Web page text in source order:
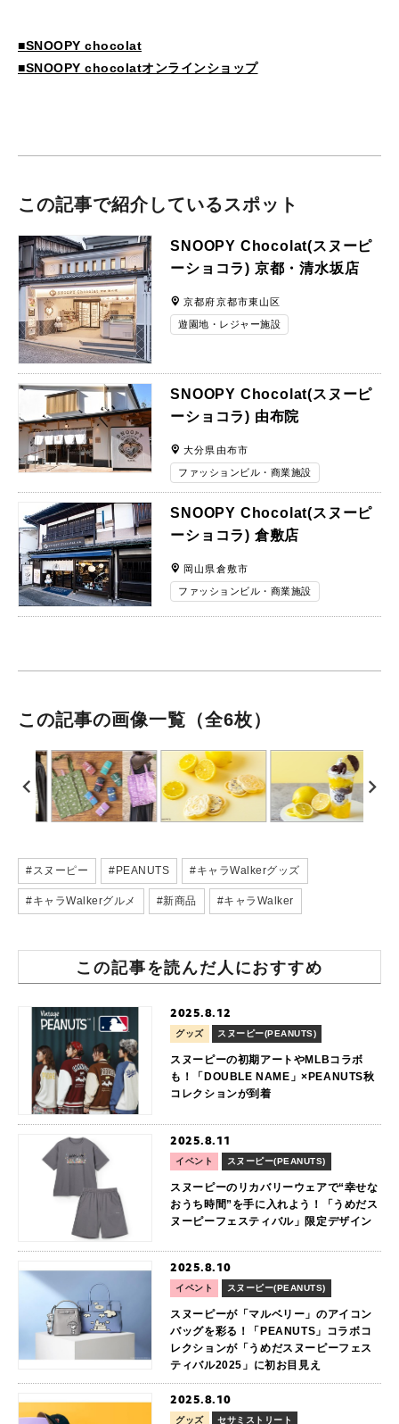
■SNOOPY chocolat
■SNOOPY chocolatオンラインショップ
この記事で紹介しているスポット
SNOOPY Chocolat(スヌーピ
ーショコラ) 京都・清水坂店
京都府京都市東山区
遊園地・レジャー施設
SNOOPY Chocolat(スヌーピ
ーショコラ) 由布院
大分県由布市
ファッションビル・商業施設
SNOOPY Chocolat(スヌーピ
ーショコラ) 倉敷店
岡山県倉敷市
ファッションビル・商業施設
この記事の画像一覧 （全6枚）
#スヌーピー #PEANUTS #キャラWalkerグッズ
#キャラWalkerグルメ #新商品 #キャラWalker
この記事を読んだ人におすすめ
2025.8.12
グッズ スヌーピー(PEANUTS)
スヌーピーの初期アートやMLBコラボ
も！「DOUBLE NAME」×PEANUTS秋
コレクションが到着
2025.8.11
イベント スヌーピー(PEANUTS)
スヌーピーのリカバリーウェアで“幸せな
おうち時間”を手に入れよう！「うめだス
ヌーピーフェスティバル」限定デザイン
2025.8.10
イベント スヌーピー(PEANUTS)
スヌーピーが「マルベリー」のアイコン
バッグを彩る！「PEANUTS」コラボコ
レクションが「うめだスヌーピーフェス
ティバル2025」に初お目見え
2025.8.10
グッズ セサミストリート